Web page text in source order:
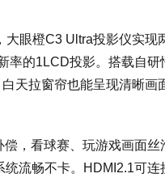
大眼橙C3 Ultra投影仪实
率的1LCD投影。搭载自
天拉窗帘也能呈现清晰画
，看球赛、玩游戏画面
流畅不卡。HDMI2.1可